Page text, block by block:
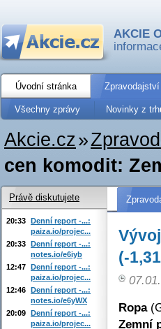
AKCIE
Úvodní stránka Zpravodajství
Všechny zprávy Novinky z
Akcie.cz»
cen komodit:
(-
Ropa
Zemní
Právě diskutujete
20:33 Denní report -...:
paiza.io/projec...
20:33 Denní report -...:
notes.io/e6iyb
12:47 Denní report -...:
paiza.io/projec...
12:46 Denní report -...:
notes.io/e6yWX
20:09 Denní report -...:
paiza.io/projec...